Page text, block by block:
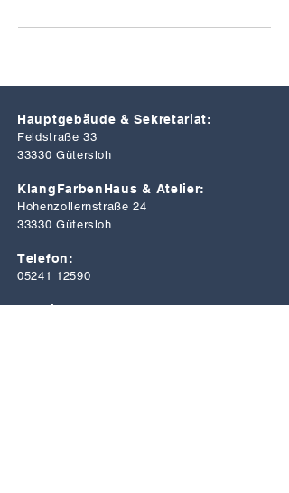
Hauptgebäude & Sekretariat:
Feldstraße 33
33330 Gütersloh
KlangFarbenHaus & Atelier:
Hohenzollernstraße 24
33330 Gütersloh
Telefon:
05241 12590
E-Mail: